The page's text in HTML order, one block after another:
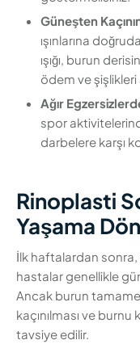
Güneşten
ışınlarına
ışığı, burun
ödem ve şişlikleri
Ağır
spor
darbelere karşı
Rinoplasti
Yaşama
İlk haftalardan sonra,
hastalar genellikle
Ancak burun
kaçınılması ve
tavsiye edilir.